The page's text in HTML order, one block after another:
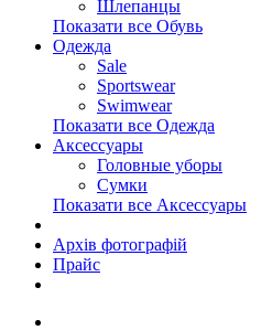
Шлепанцы
Показати все Обувь
Одежда
Sale
Sportswear
Swimwear
Показати все Одежда
Аксессуары
Головные уборы
Сумки
Показати все Аксессуары
Архів фотографій
Прайс